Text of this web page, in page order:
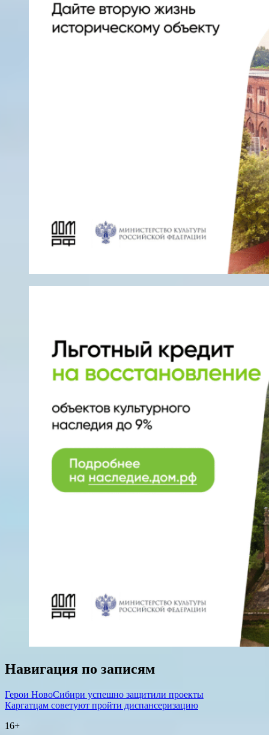
Навигация по записям
Герои НовоСибири успешно защитили проекты
Каргатцам советуют пройти диспансеризацию
16+